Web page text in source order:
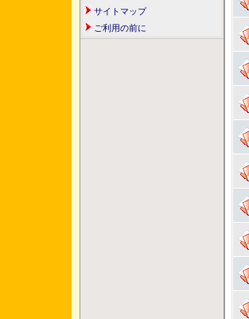
サイトマップ
ご利用の前に